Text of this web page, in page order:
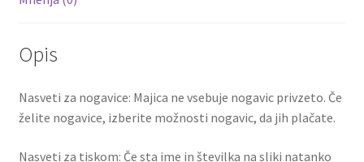
Opis
Nasveti za nogavice: Majica ne vsebuje nogavic privzeto. Če
želite nogavice, izberite možnosti nogavic, da jih plačate.
Nasveti za tiskom: Če sta ime in številka na sliki natanko